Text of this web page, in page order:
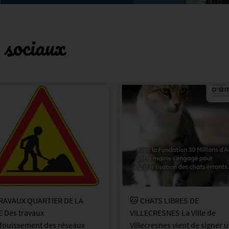
ville s’engage pour les
🐾 La municipalité a
la création d’un comité
⚠️CANICULE : passage en
vigilance Orange 🌞 Le Val-de-
Marne est repassé en